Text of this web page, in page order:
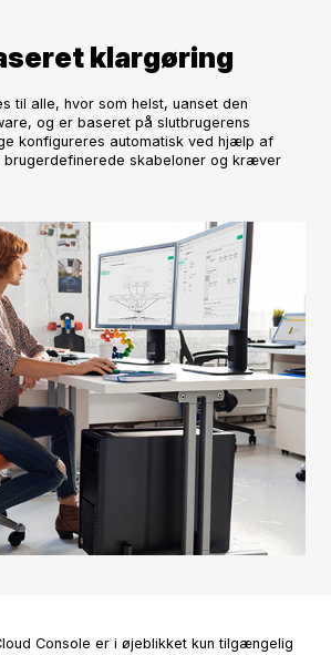
klargøring
til alle, hvor som helst, uanset den
og er baseret på slutbrugerens
konfigureres automatisk ved hjælp af
brugerdefinerede skabeloner og kræver
Console er i øjeblikket kun tilgængelig